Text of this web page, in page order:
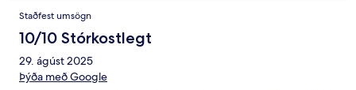
Staðfest umsögn
10/10 Stórkostlegt
29. ágúst 2025
Þýða með Google